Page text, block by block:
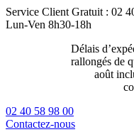
Service Client Gratuit : 02
Lun-Ven 8h30-18h
Délais
rallongés de
août
02 40 58 98 00
Contactez-nous